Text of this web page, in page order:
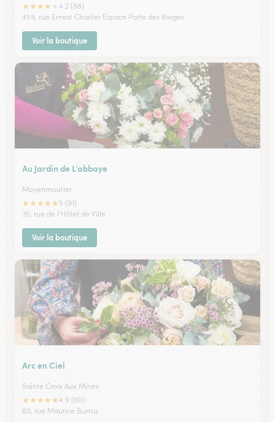
★★★★
4.2 (88)
459, rue Ernest Charlier Espace Porte des Vosges
Voir la boutique
Au Jardin de L’abbaye
Moyenmoutier
★★★★★ 5 (91)
35, rue de l'Hôtel de Ville
Voir la boutique
Arc en Ciel
Sainte Croix Aux Mines
★★★★★4.9 (60)
60, rue Maurice Burrus